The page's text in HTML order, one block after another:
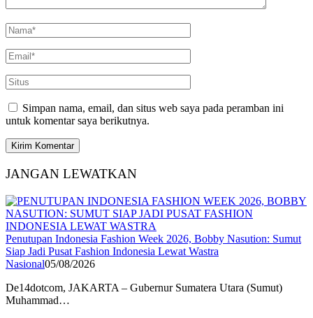
Simpan nama, email, dan situs web saya pada peramban ini
untuk komentar saya berikutnya.
JANGAN LEWATKAN
Penutupan Indonesia Fashion Week 2026, Bobby Nasution: Sumut
Siap Jadi Pusat Fashion Indonesia Lewat Wastra
Nasional05/08/2026
De14dotcom, JAKARTA – Gubernur Sumatera Utara (Sumut)
Muhammad…